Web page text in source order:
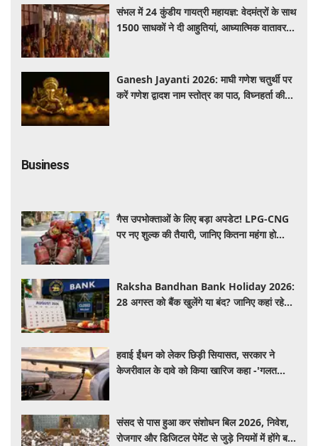
संभल में 24 कुंडीय गायत्री महायज्ञ: वेदमंत्रों के साथ
1500 साधकों ने दी आहुतियां, आध्यात्मिक वातावरण
Ganesh Jayanti 2026: माघी गणेश चतुर्थी पर
करें गणेश द्वादश नाम स्तोत्र का पाठ, विघ्नहर्ता की
Business
गैस उपभोक्ताओं के लिए बड़ा अपडेट! LPG-CNG
पर नए शुल्क की तैयारी, जानिए कितना महंगा हो
Raksha Bandhan Bank Holiday 2026:
28 अगस्त को बैंक खुलेंगे या बंद? जानिए कहां रहेगी
हवाई ईंधन को लेकर छिड़ी सियासत, सरकार ने
केजरीवाल के दावे को किया खारिज कहा -'गलत
संसद से पास हुआ कर संशोधन बिल 2026, निवेश,
रोजगार और डिजिटल पेमेंट से जुड़े नियमों में होंगे बड़े